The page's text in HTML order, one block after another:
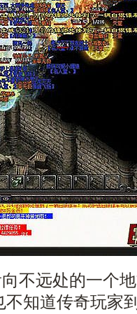
不远处的一个
不知道传奇玩家